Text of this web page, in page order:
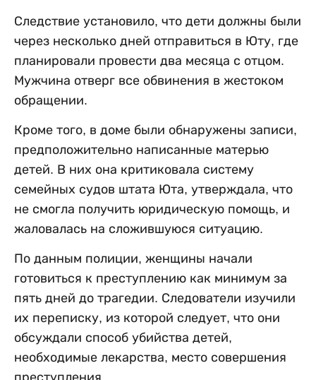
Следствие установило, что дети должны были
через несколько дней отправиться в Юту, где
планировали провести два месяца с отцом.
Мужчина отверг все обвинения в жестоком
обращении.
Кроме того, в доме были обнаружены записи,
предположительно написанные матерью
детей. В них она критиковала систему
семейных судов штата Юта, утверждала, что
не смогла получить юридическую помощь, и
жаловалась на сложившуюся ситуацию.
По данным полиции, женщины начали
готовиться к преступлению как минимум за
пять дней до трагедии. Следователи изучили
их переписку, из которой следует, что они
обсуждали способ убийства детей,
необходимые лекарства, место совершения